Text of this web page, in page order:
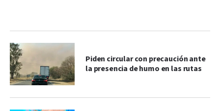
Piden circular con precaución ante
la presencia de humo en las rutas